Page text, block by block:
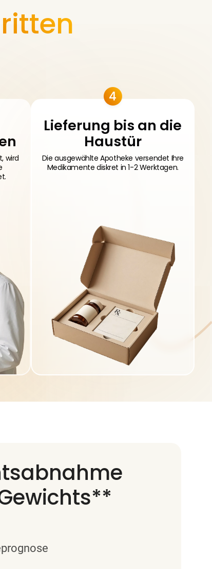
wird
4
Lieferung bis an die
Haustür
Die ausgewählte Apotheke versendet Ihre
Medikamente diskret in 1-2 Werktagen.